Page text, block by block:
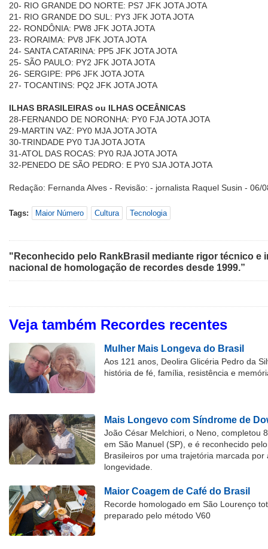
20- RIO GRANDE DO NORTE: PS7 JFK JOTA JOTA
21- RIO GRANDE DO SUL: PY3 JFK JOTA JOTA
22- RONDÔNIA: PW8 JFK JOTA JOTA
23- RORAIMA: PV8 JFK JOTA JOTA
24- SANTA CATARINA: PP5 JFK JOTA JOTA
25- SÃO PAULO: PY2 JFK JOTA JOTA
26- SERGIPE: PP6 JFK JOTA JOTA
27- TOCANTINS: PQ2 JFK JOTA JOTA
ILHAS BRASILEIRAS ou ILHAS OCEÂNICAS
28-FERNANDO DE NORONHA: PY0 FJA JOTA JOTA
29-MARTIN VAZ: PY0 MJA JOTA JOTA
30-TRINDADE PY0 TJA JOTA JOTA
31-ATOL DAS ROCAS: PY0 RJA JOTA JOTA
32-PENEDO DE SÃO PEDRO: E PY0 SJA JOTA JOTA
Redação: Fernanda Alves - Revisão: - jornalista Raquel Susin - 06/
Tags: Maior Número Cultura Tecnologia
"Reconhecido pelo RankBrasil mediante rigor técnico e
nacional de homologação de recordes desde 1999.”
Veja também Recordes recentes
Mulher Mais Longeva do Brasil
Aos 121 anos, Deolira Glicéria Pedro da
história de fé, família, resistência e
Mais Longevo com Síndrome de
João César Melchiori, o Neno, completou
em São Manuel (SP), e é reconhecido
Brasileiros por uma trajetória marcada por
longevidade.
Maior Coagem de Café do Brasil
Recorde homologado em São Lourenço
preparado pelo método V60